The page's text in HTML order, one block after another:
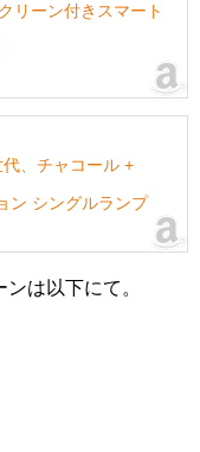
リーン付きスマート
、チャコール +
ン シングルランプ
は以下にて。